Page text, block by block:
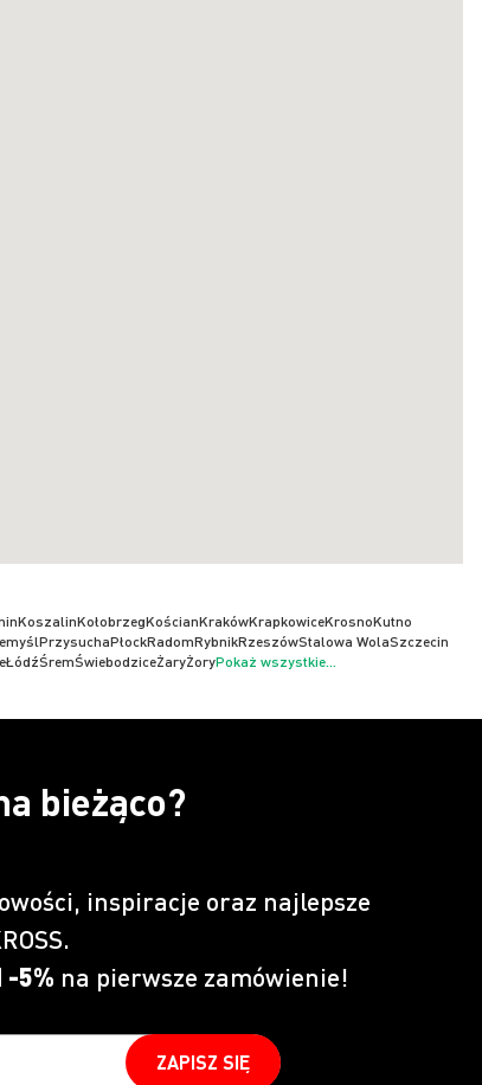
KoszalinKołobrzegKościanKrakówKrapkowiceKrosnoKutno
PrzysuchaPłockRadomRybnikRzeszówStalowa WolaSzczecin
ŁódźŚremŚwiebodziceŻaryŻoryPokaż wszystkie...
bieżąco?
inspiracje oraz najlepsze
-5% na pierwsze zamówienie!
ZAPISZ SIĘ